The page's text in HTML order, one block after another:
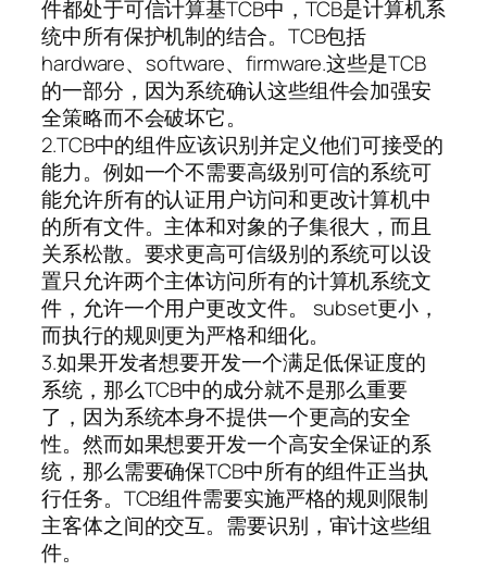
件都处于可信计算基TCB中，TCB是计算机系
统中所有保护机制的结合。TCB包括
hardware、software、firmware.这些是TCB
的一部分，因为系统确认这些组件会加强安
全策略而不会破坏它。
2.TCB中的组件应该识别并定义他们可接受的
能力。例如一个不需要高级别可信的系统可
能允许所有的认证用户访问和更改计算机中
的所有文件。主体和对象的子集很大，而且
关系松散。要求更高可信级别的系统可以设
置只允许两个主体访问所有的计算机系统文
件，允许一个用户更改文件。 subset更小，
而执行的规则更为严格和细化。
3.如果开发者想要开发一个满足低保证度的
系统，那么TCB中的成分就不是那么重要
了，因为系统本身不提供一个更高的安全
性。然而如果想要开发一个高安全保证的系
统，那么需要确保TCB中所有的组件正当执
行任务。TCB组件需要实施严格的规则限制
主客体之间的交互。需要识别，审计这些组
件。